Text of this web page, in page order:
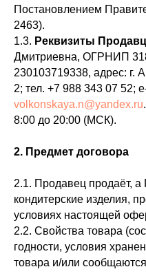
Постановлением
2463).
1.3. Реквизиты
Дмитриевна, ОГРНИП
230103719338, адрес: г.
2; тел. +7 988 343 07 52;
volkonskaya.n@yandex.ru
8:00 до 20:00 (МСК).
2. Предмет договора
2.1. Продавец продаёт, а
кондитерские изделия,
условиях настоящей
2.2. Свойства товара
годности, условия
товара и/или